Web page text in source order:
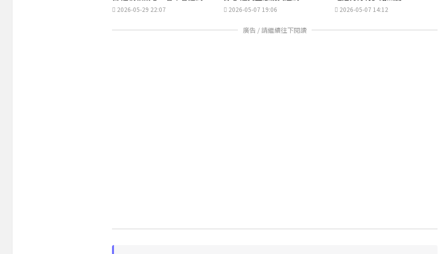
2026-05-29 22:07 2026-05-07 19:06 2026-05-07 14:12
廣告 / 請繼續往下閱讀